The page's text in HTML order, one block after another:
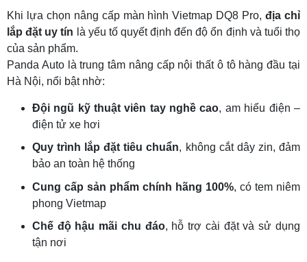
Khi lựa chọn nâng cấp màn hình Vietmap DQ8 Pro,địa chỉ
lắp đặt uy tín là yếu tố quyết định đến độ ổn định và tuổi thọ
của sản phẩm.
Panda Auto là trung tâm nâng cấp nội thất ô tô hàng đầu tại
Hà Nội, nổi bật nhờ:
Đội ngũ kỹ thuật viên tay nghề cao, am hiểu điện –
điện tử xe hơi
Quy trình lắp đặt tiêu chuẩn, không cắt dây zin, đảm
bảo an toàn hệ thống
Cung cấp sản phẩm chính hãng 100%, có tem niêm
phong Vietmap
Chế độ hậu mãi chu đáo, hỗ trợ cài đặt và sử dụng
tận nơi